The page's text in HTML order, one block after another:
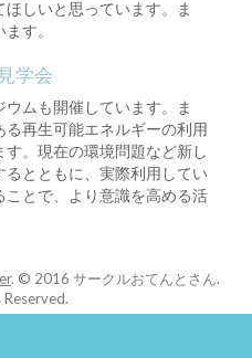
しいと思っています。ま
す。
学会
ムも開催しています。ま
再生可能エネルギーの利用
。現在の環境問題など新し
とともに、実際利用してい
ことで、より意識を高める活
. © 2016 サークルおてんとさん.
Reserved.